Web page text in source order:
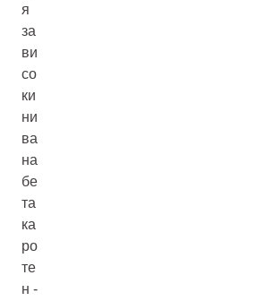
я
за
ви
со
ки
ни
ва
на
бе
та
ка
ро
те
н -